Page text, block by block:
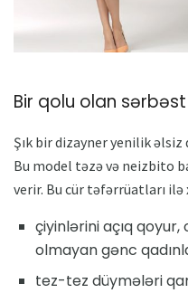
Bir qolu olan
Şık bir dizayner yenilik
Bu model təzə və neizbito
verir. Bu cür təfərrüatları
çiyinlərini açıq qoyur,
olmayan gənc
tez-tez düymələri